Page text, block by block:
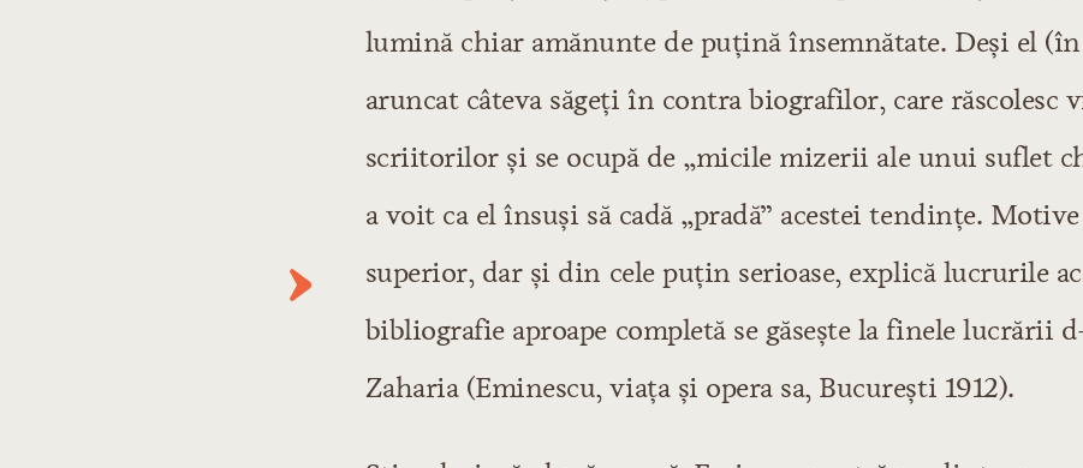
Cărţile de prevestire şi de noroc
Literatura eroică
Literatura religioasă
Literatura veche
Secolul XVI
Secolul XVII
lumină chiar amănunte de puţină însemnătate. Deşi el
aruncat câteva săgeţi în contra biografilor, care răscolesc
scriitorilor şi se ocupă de „micile mizerii ale unui suflet
a voit ca el însuşi să cadă „pradă” acestei tendinţe.
superior, dar şi din cele puţin serioase, explică lucrurile
bibliografie aproape completă se găseşte la finele lucrării
Zaharia (Eminescu, viaţa şi opera sa, Bucureşti 1912).